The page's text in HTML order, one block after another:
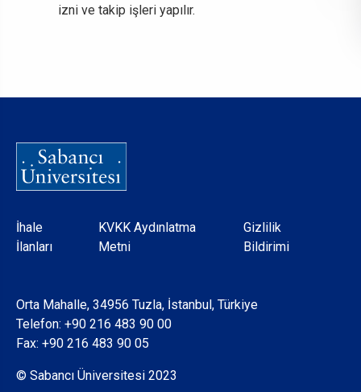
izni ve takip işleri yapılır.
Dipnot
İhale
İlanları
KVKK Aydınlatma
Metni
Gizlilik
Bildirimi
Orta Mahalle, 34956 Tuzla, İstanbul, Türkiye
Telefon: +90 216 483 90 00
Fax: +90 216 483 90 05
© Sabancı Üniversitesi 2023